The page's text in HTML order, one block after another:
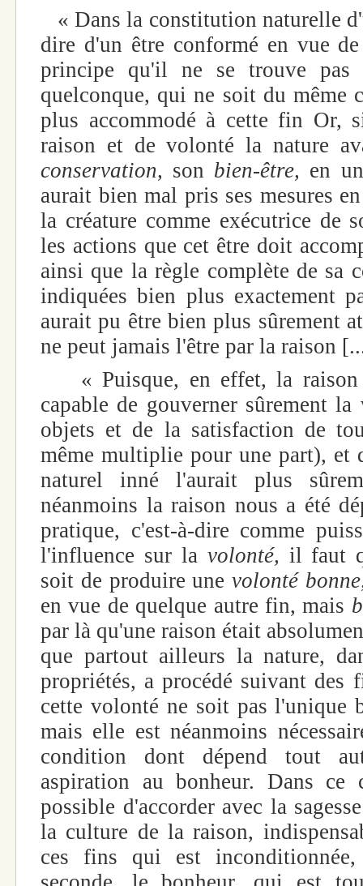
« Dans la constitution naturelle
dire d'un être conformé en vue
principe qu'il ne se trouve pas
quelconque, qui ne soit du même
plus accommodé à cette fin Or,
raison et de volonté la nature
conservation, son bien-être, en
aurait bien mal pris ses mesures
la créature comme exécutrice de
les actions que cet être doit
ainsi que la règle complète de sa
indiquées bien plus exactement
aurait pu être bien plus sûrement
ne peut jamais l'être par la raison
« Puisque, en effet, la raison
capable de gouverner sûrement
objets et de la satisfaction de
même multiplie pour une part), et
naturel inné l'aurait plus
néanmoins la raison nous a été
pratique, c'est-à-dire comme
l'influence sur la volonté, il faut
soit de produire unevolonté
en vue de quelque autre fin, mais
par là qu'une raison était
que partout ailleurs la nature,
propriétés, a procédé suivant des
cette volonté ne soit pas l'unique
mais elle est néanmoins
condition dont dépend tout
aspiration au bonheur. Dans ce
possible d'accorder avec la
la culture de la raison,
ces fins qui est